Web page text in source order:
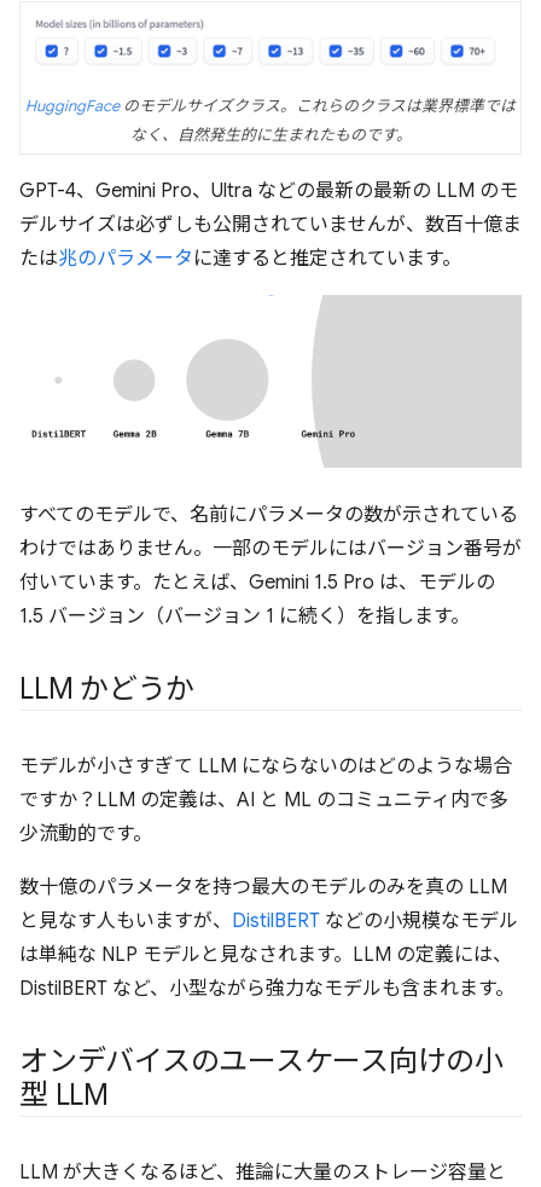
HuggingFaceのモデルサイズクラス。これらのクラスは業界標準では
なく、自然発生的に生まれたものです。
GPT-4、Gemini Pro、Ultra などの最新の最新の LLM のモ
デルサイズは必ずしも公開されていませんが、数百十億ま
たは兆のパラメータ に達すると推定されています。
すべてのモデルで、名前にパラメータの数が示されている
わけではありません。一部のモデルにはバージョン番号が
付いています。たとえば、Gemini 1.5 Pro は、モデルの
1.5 バージョン（バージョン 1 に続く）を指します。
LLM かどうか
モデルが小さすぎて LLM にならないのはどのような場合
ですか？LLM の定義は、AI と ML のコミュニティ内で多
少流動的です。
数十億のパラメータを持つ最大のモデルのみを真の LLM
と見なす人もいますが、 DistilBERT などの小規模なモデル
は単純な NLP モデルと見なされます。LLM の定義には、
DistilBERT など、小型ながら強力なモデルも含まれます。
オンデバイスのユースケース向けの小
型 LLM
LLM が大きくなるほど、推論に大量のストレージ容量と